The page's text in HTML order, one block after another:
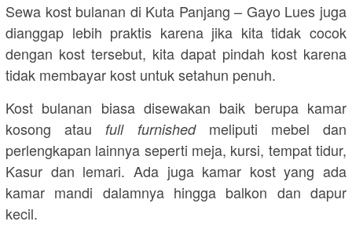
Sewa kost bulanan di Kuta Panjang – Gayo Lues juga
dianggap lebih praktis karena jika kita tidak cocok
dengan kost tersebut, kita dapat pindah kost karena
tidak membayar kost untuk setahun penuh.
Kost bulanan biasa disewakan baik berupa kamar
kosong ataufull furnished meliputi mebel dan
perlengkapan lainnya seperti meja, kursi, tempat tidur,
Kasur dan lemari. Ada juga kamar kost yang ada
kamar mandi dalamnya hingga balkon dan dapur
kecil.